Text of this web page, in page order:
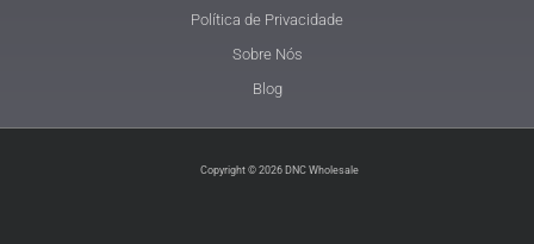
Política de Privacidade
Sobre Nós
Blog
Copyright © 2026 DNC Wholesale